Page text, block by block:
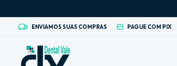
ENVIAMOS SUAS COMPRAS PAGUE COM PIX